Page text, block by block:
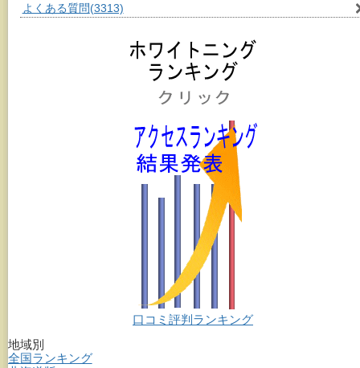
よくある質問(3313)
口コミ評判ランキング
地域別
全国ランキング